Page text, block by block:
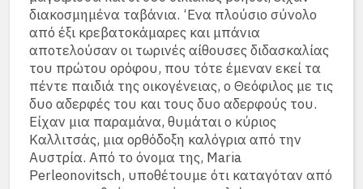
διακοσμημένα ταβάνια. ‘Eνα πλούσιο σύνολο
από έξι κρεβατοκάμαρες και μπάνια
αποτελούσαν οι τωρινές αίθουσες διδασκαλίας
του πρώτου ορόφου, που τότε έμεναν εκεί τα
πέντε παιδιά της οικογένειας, ο Θεόφιλος με τις
δυο αδερφές του και τους δυο αδερφούς του.
Είχαν μια παραμάνα, θυμάται ο κύριος
Καλλιτσάς, μια ορθόδοξη καλόγρια από την
Αυστρία. Από το όνομα της, Maria
Perleοnovitsch, υποθέτουμε ότι καταγόταν από